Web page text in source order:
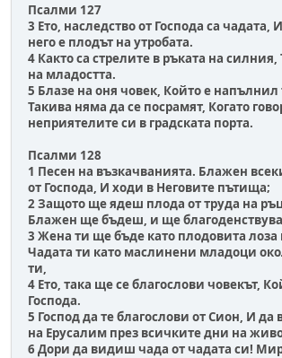
Псалми 127
3 Ето, наследство от Господа са чадата,
него е плодът на утробата.
4 Както са стрелите в ръката на силния,
на младостта.
5 Блазе на оня човек, Който е напълнил
Такива няма да се посрамят, Когато
неприятелите си в градската порта.
Псалми 128
1 Песен на възкачванията. Блажен
от Господа, И ходи в Неговите пътища;
2 Защото ще ядеш плода от труда на
Блажен ще бъдеш, и ще
3 Жена ти ще бъде като плодовита лоза
Чадата ти като маслинени младоци
ти,
4 Ето, така ще се благослови човекът,
Господа.
5 Господ да те благослови от Сион, И
на Ерусалим през всичките дни на
6 Дори да видиш чада от чадата си!